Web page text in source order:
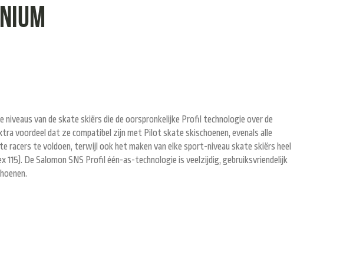
niveaus van de skate skiërs die de oorspronkelijke Profil technologie over de
voordeel dat ze compatibel zijn met Pilot skate skischoenen, evenals alle
racers te voldoen, terwijl ook het maken van elke sport-niveau skate skiërs heel
De Salomon SNS Profil één-as-technologie is veelzijdig, gebruiksvriendelijk